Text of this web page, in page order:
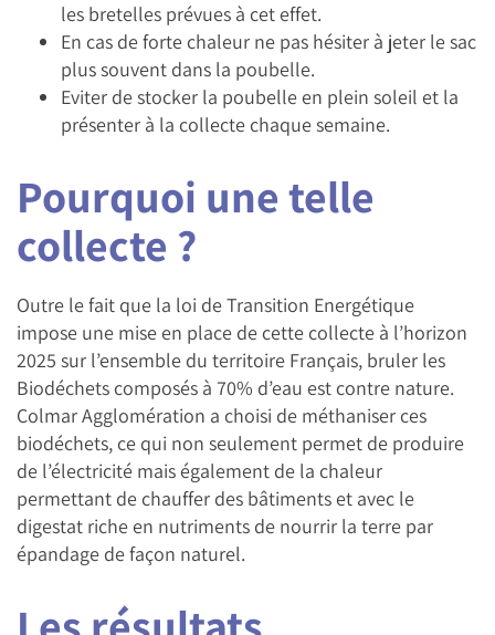
les bretelles prévues à cet effet.
En cas de forte chaleur ne pas hésiter à jeter le sac
plus souvent dans la poubelle.
Eviter de stocker la poubelle en plein soleil et la
présenter à la collecte chaque semaine.
Pourquoi une telle
collecte ?
Outre le fait que la loi de Transition Energétique
impose une mise en place de cette collecte à l’horizon
2025 sur l’ensemble du territoire Français, bruler les
Biodéchets composés à 70% d’eau est contre nature.
Colmar Agglomération a choisi de méthaniser ces
biodéchets, ce qui non seulement permet de produire
de l’électricité mais également de la chaleur
permettant de chauffer des bâtiments et avec le
digestat riche en nutriments de nourrir la terre par
épandage de façon naturel.